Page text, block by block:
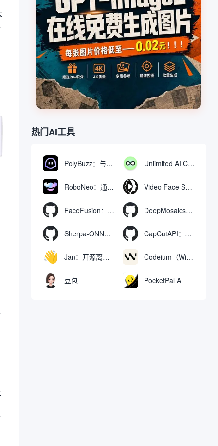
热门AI工具
PolyBuzz：与AI角色互动的免费聊天与角色扮演平台 Unlimited AI Chat：免费无限制的AI聊天工具
RoboNeo：通过聊天生成和编辑视频与图像的AI工具 Video Face Swap
FaceFusion：视频换脸增强工具|语音同步视频嘴型动作 DeepMosaics：自动去除图像和视频中的马赛克，或向其添加马赛克
Sherpa-ONNX：使用ONNXRuntime实现离线语音识别和合成 CapCutAPI：自动化控制CapCut视频剪辑的开源工具
Jan：开源离线AI助手，ChatGPT 替代品，运行本地AI模型或连接云端AI Codeium（Windsurf Editor）：免费的AI代码补全与聊天工具，Windsurf以对话方式编写完整项目代码
豆包 PocketPal AI